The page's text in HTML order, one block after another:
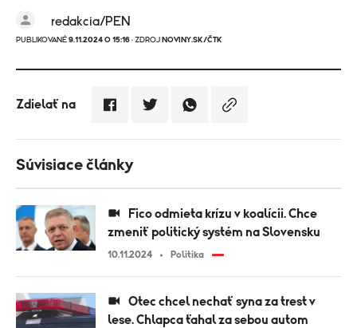
redakcia/PEN
PUBLIKOVANÉ 9.11.2024 O 15:16 · ZDROJ NOVINY.SK/ČTK
Zdielať na
Súvisiace články
zmeniť politický systém na Slovensku
10.11.2024 Politika
lese. Chlapca ťahal za sebou autom